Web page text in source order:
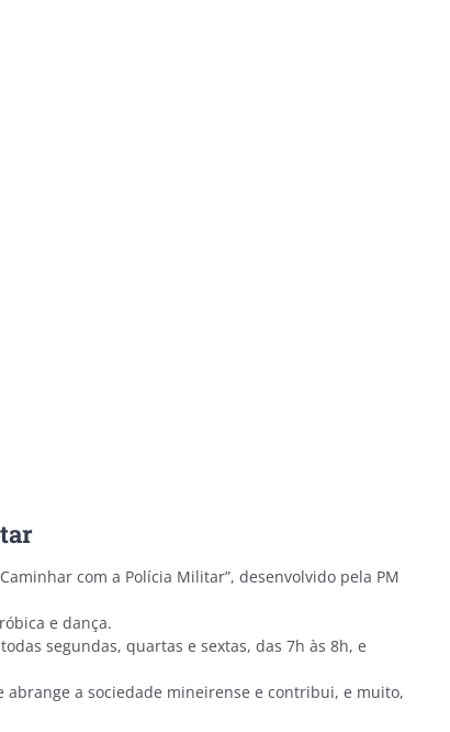
com a Polícia Militar”, desenvolvido pela PM
e dança.
segundas, quartas e sextas, das 7h às 8h, e
abrange a sociedade mineirense e contribui, e muito,